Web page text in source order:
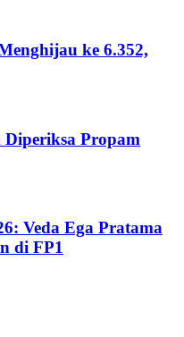
ke 6.352,
Diperiksa Propam
Veda Ega Pratama
di FP1